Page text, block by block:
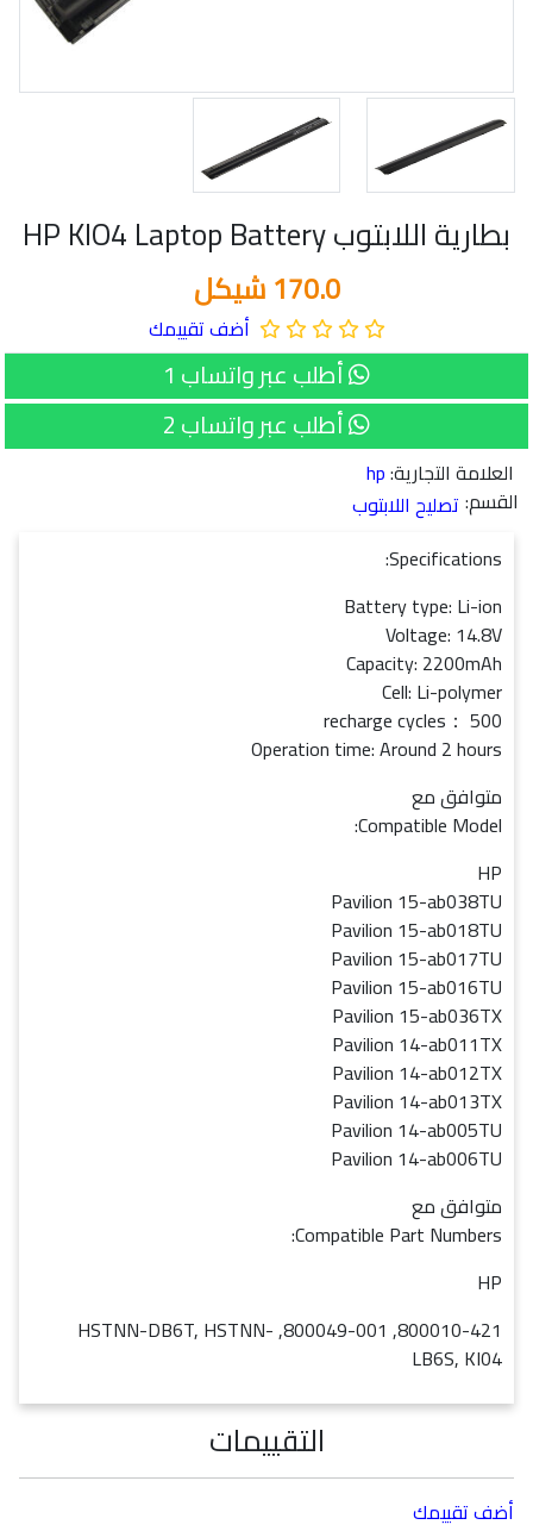
بطارية اللابتوب HP KIO4 Laptop Battery
170.0 شيكل
أضف تقييمك
أطلب عبر واتساب 1
أطلب عبر واتساب 2
العلامة التجارية:hp
القسم: تصليح اللابتوب
Specifications:
Battery type: Li-ion
Voltage: 14.8V
Capacity: 2200mAh
Cell: Li-polymer
recharge cycles： 500
Operation time: Around 2 hours
متوافق مع
Compatible Model:
HP
Pavilion 15-ab038TU
Pavilion 15-ab018TU
Pavilion 15-ab017TU
Pavilion 15-ab016TU
Pavilion 15-ab036TX
Pavilion 14-ab011TX
Pavilion 14-ab012TX
Pavilion 14-ab013TX
Pavilion 14-ab005TU
Pavilion 14-ab006TU
متوافق مع
Compatible Part Numbers:
HP
800010-421, 800049-001, HSTNN-DB6T, HSTNN-
LB6S, KI04
التقييمات
أضف تقييمك